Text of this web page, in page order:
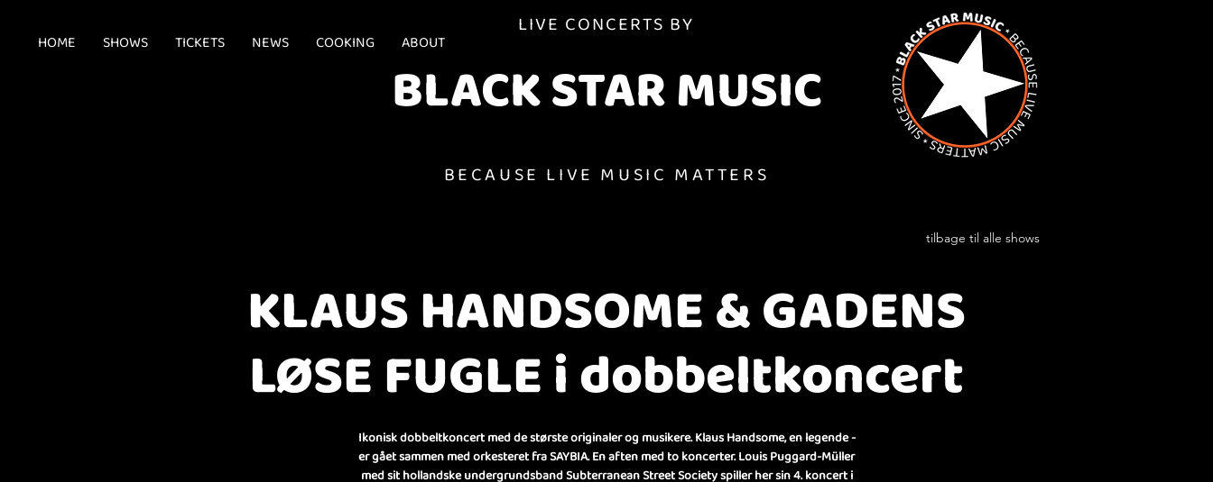
HOME SHOWS TICKETS NEWS COOKING ABOUT
LIVE CONCERTS BY
BLACK STAR MUSIC
BECAUSE LIVE MUSIC MATTERS
KLAUS HANDSOME & GADENS
LØSE FUGLE i dobbeltkoncert
Ikonisk dobbeltkoncert med de største originaler og musikere. Klaus Handsome, en legende -
er gået sammen med orkesteret fra SAYBIA. En aften med to koncerter. Louis Puggard-Müller
med sit hollandske undergrundsband Subterranean Street Society spiller her sin 4. koncert i
tilbage til alle shows